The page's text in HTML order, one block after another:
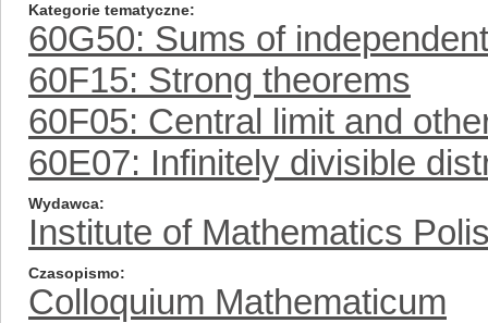
Kategorie tematyczne
60G50: Sums of
60F15: Strong theorems
60F05: Central limit and
60E07: Infinitely divisible
Wydawca
Institute of Mathematics
Czasopismo
Colloquium Mathematicum